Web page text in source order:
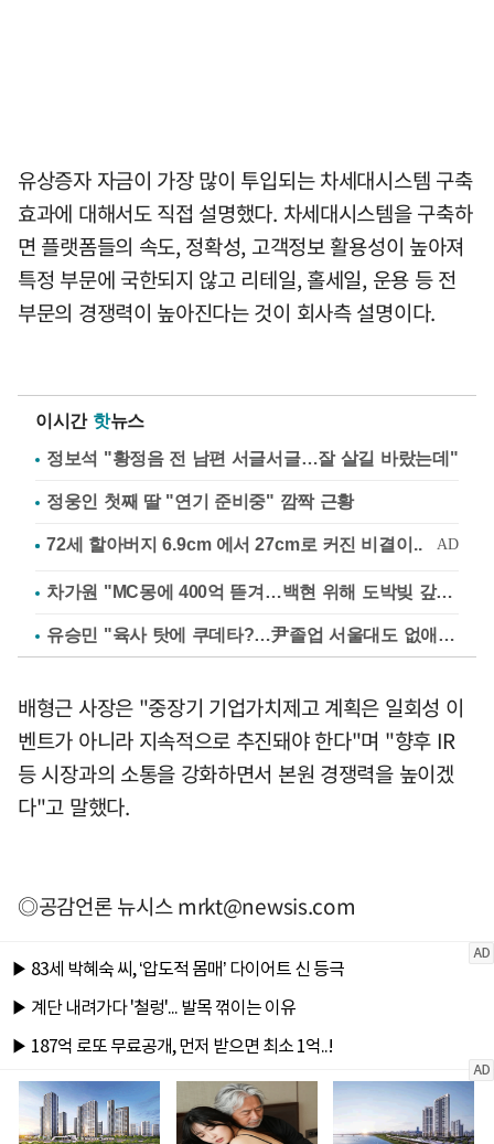
유상증자 자금이 가장 많이 투입되는 차세대시스템 구축
효과에 대해서도 직접 설명했다. 차세대시스템을 구축하
면 플랫폼들의 속도, 정확성, 고객정보 활용성이 높아져
특정 부문에 국한되지 않고 리테일, 홀세일, 운용 등 전
부문의 경쟁력이 높아진다는 것이 회사측 설명이다.
이시간 핫뉴스
정보석 "황정음 전 남편 서글서글…잘 살길 바랐는데"
정웅인 첫째 딸 "연기 준비중" 깜짝 근황
차가원 "MC몽에 400억 뜯겨…백현 위해 도박빚 갚아줘"
유승민 "육사 탓에 쿠데타?…尹졸업 서울대도 없애나"
배형근 사장은 "중장기 기업가치제고 계획은 일회성 이
벤트가 아니라 지속적으로 추진돼야 한다"며 "향후 IR
등 시장과의 소통을 강화하면서 본원 경쟁력을 높이겠
다"고 말했다.
◎공감언론 뉴시스 mrkt@newsis.com